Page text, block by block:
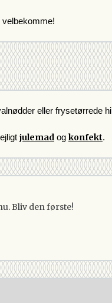
velbekomme!
eller frysetørrede
julemad og konfekt.
Bliv den første!